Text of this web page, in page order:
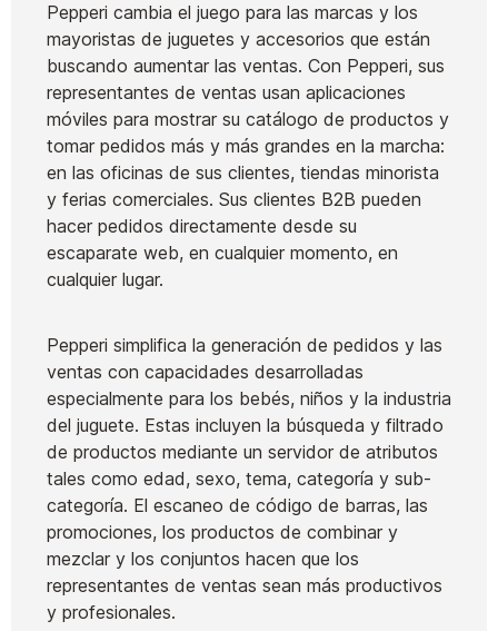
Pepperi cambia el juego para las marcas y los
mayoristas de juguetes y accesorios que están
buscando aumentar las ventas. Con Pepperi, sus
representantes de ventas usan aplicaciones
móviles para mostrar su catálogo de productos y
tomar pedidos más y más grandes en la marcha:
en las oficinas de sus clientes, tiendas minorista
y ferias comerciales. Sus clientes B2B pueden
hacer pedidos directamente desde su
escaparate web, en cualquier momento, en
cualquier lugar.
Pepperi simplifica la generación de pedidos y las
ventas con capacidades desarrolladas
especialmente para los bebés, niños y la industria
del juguete. Estas incluyen la búsqueda y filtrado
de productos mediante un servidor de atributos
tales como edad, sexo, tema, categoría y sub-
categoría. El escaneo de código de barras, las
promociones, los productos de combinar y
mezclar y los conjuntos hacen que los
representantes de ventas sean más productivos
y profesionales.